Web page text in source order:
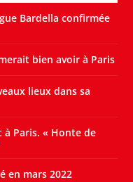
Bardella confirmée
bien avoir à Paris
lieux dans sa
Paris. « Honte de
en mars 2022